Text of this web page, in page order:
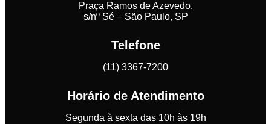
Praça Ramos de Azevedo,
s/nº Sé – São Paulo, SP
Telefone
(11) 3367-7200
Horário de Atendimento
Segunda à sexta das 10h às 19h